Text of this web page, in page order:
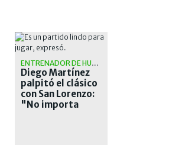
ENTRENADOR DE HURACÁN
Diego Martínez
palpitó el clásico
con San Lorenzo:
"No importa